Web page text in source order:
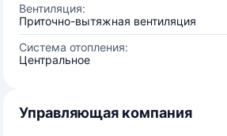
Вентиляция:
Приточно-вытяжная вентиляция
Система отопления:
Центральное
Управляющая компания